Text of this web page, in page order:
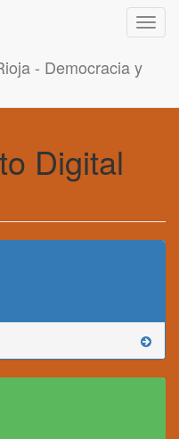
- Democracia y
Digital